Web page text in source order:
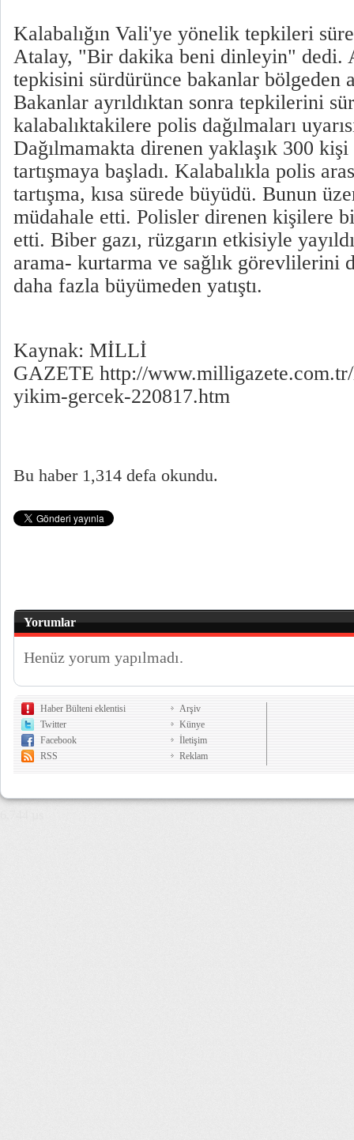
Kalabalığın Vali'ye yönelik tepkileri
Atalay, "Bir dakika beni dinleyin" dedi.
tepkisini sürdürünce bakanlar bölgeden
Bakanlar ayrıldıktan sonra tepkilerini
kalabalıktakilere polis dağılmaları
Dağılmamakta direnen yaklaşık 300
tartışmaya başladı. Kalabalıkla polis
tartışma, kısa sürede büyüdü. Bunun
müdahale etti. Polisler direnen kişilere
etti. Biber gazı, rüzgarın etkisiyle
arama- kurtarma ve sağlık görevlilerini
daha fazla büyümeden yatıştı.
Kaynak: MİLLİ
GAZETE http://
yikim-gercek-220817.htm
Bu haber 1,314 defa okundu.
Yorumlar
Henüz yorum yapılmadı.
Haber Bülteni eklentisi
Twitter
Facebook
RSS
Arşiv
Künye
İletişim
Reklam